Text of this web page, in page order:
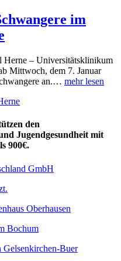
im
Herne – Universitätsklinikum
Mittwoch, dem 7. Januar
an.… mehr lesen
den
Jugendgesundheit mit
900€.